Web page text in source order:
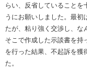
らい、反省していることを
うにお願いしました。最初
たが、粘り強く交渉し、な
そこで作成した示談書を持
を行った結果、不起訴を獲
た。